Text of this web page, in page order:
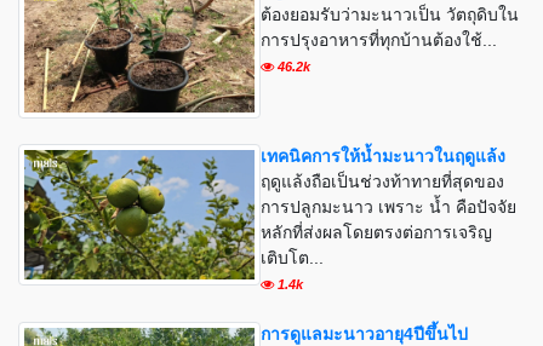
ต้องยอมรับว่ามะนาวเป็น วัตถุดิบใน
การปรุงอาหารที่ทุกบ้านต้องใช้...
46.2k
เทคนิคการให้น้ำมะนาวในฤดูแล้ง
ฤดูแล้งถือเป็นช่วงท้าทายที่สุดของ
การปลูกมะนาว เพราะ น้ำ คือปัจจัย
หลักที่ส่งผลโดยตรงต่อการเจริญ
เติบโต...
1.4k
การดูแลมะนาวอายุ4ปีขึ้นไป